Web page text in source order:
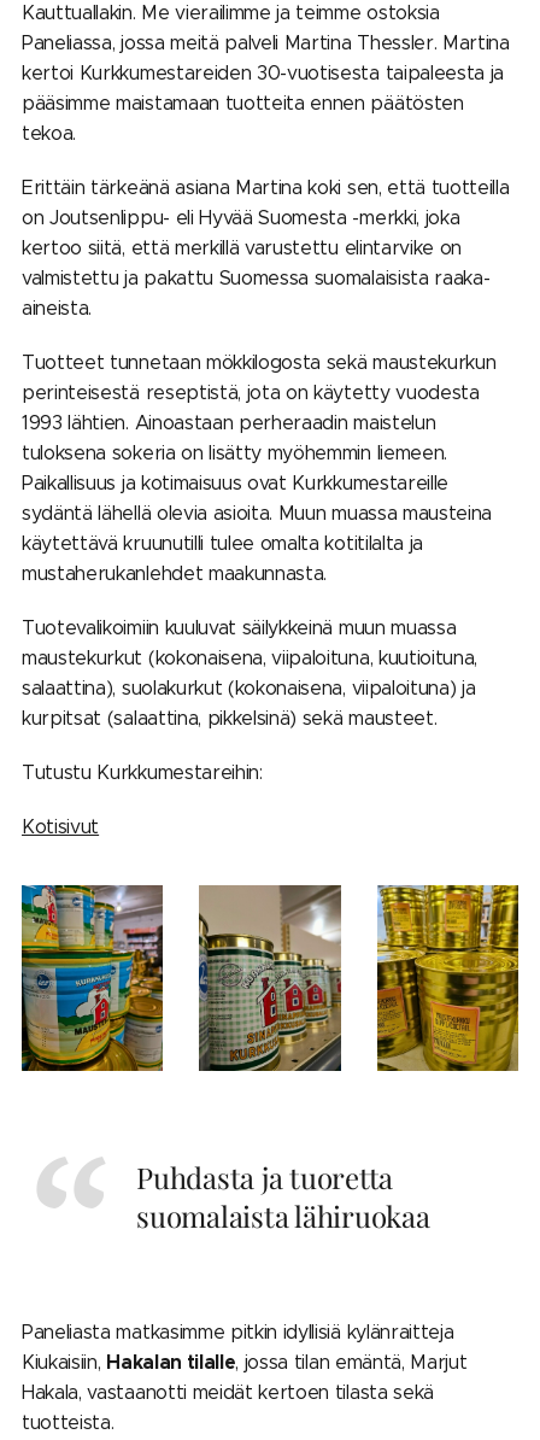
Kauttuallakin. Me vierailimme ja teimme ostoksia
Paneliassa, jossa meitä palveli Martina Thessler. Martina
kertoi Kurkkumestareiden 30-vuotisesta taipaleesta ja
pääsimme maistamaan tuotteita ennen päätösten
tekoa.
Erittäin tärkeänä asiana Martina koki sen, että tuotteilla
on Joutsenlippu- eli Hyvää Suomesta -merkki, joka
kertoo siitä, että merkillä varustettu elintarvike on
valmistettu ja pakattu Suomessa suomalaisista raaka-
aineista.
Tuotteet tunnetaan mökkilogosta sekä maustekurkun
perinteisestä reseptistä, jota on käytetty vuodesta
1993 lähtien. Ainoastaan perheraadin maistelun
tuloksena sokeria on lisätty myöhemmin liemeen.
Paikallisuus ja kotimaisuus ovat Kurkkumestareille
sydäntä lähellä olevia asioita. Muun muassa mausteina
käytettävä kruunutilli tulee omalta kotitilalta ja
mustaherukanlehdet maakunnasta.
Tuotevalikoimiin kuuluvat säilykkeinä muun muassa
maustekurkut (kokonaisena, viipaloituna, kuutioituna,
salaattina), suolakurkut (kokonaisena, viipaloituna) ja
kurpitsat (salaattina, pikkelsinä) sekä mausteet.
Tutustu Kurkkumestareihin:
Kotisivut
Puhdasta ja tuoretta
suomalaista lähiruokaa
Paneliasta matkasimme pitkin idyllisiä kylänraitteja
Kiukaisiin, Hakalan tilalle, jossa tilan emäntä, Marjut
Hakala, vastaanotti meidät kertoen tilasta sekä
tuotteista.